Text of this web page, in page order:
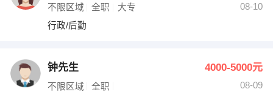
五年以上工作经验
财务会计
网络IT
不限区域 全职 大专
08-10
行政/后勤
钟先生 4000-5000元
不限区域 全职
08-09